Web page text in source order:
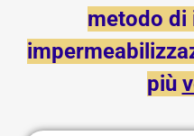
metodo di
più